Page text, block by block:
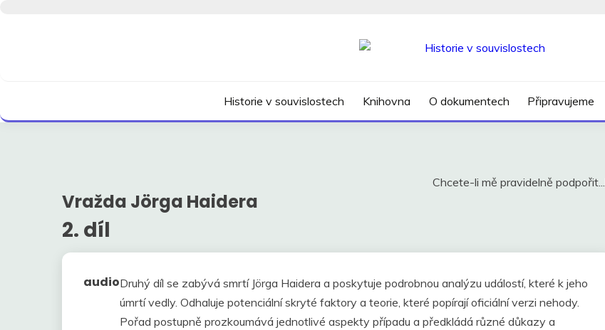
Historie v souvislostech Knihovna O dokumentech Připravujeme
Chcete-li mě pravidelně podpořit...
Vražda Jörga Haidera
2. díl
audioDruhý díl se zabývá smrtí Jörga Haidera a poskytuje podrobnou analýzu událostí, které k jeho
úmrtí vedly. Odhaluje potenciální skryté faktory a teorie, které popírají oficiální verzi nehody.
Pořad postupně prozkoumává jednotlivé aspekty případu a předkládá různé důkazy a